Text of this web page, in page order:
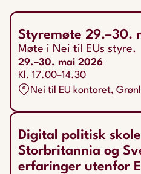
Styremøte 29.–30.
Møte i Nei til EUs styre.
29.–30. mai 2026
Kl. 17.00–14.30
Nei til EU kontoret,
Digital politisk
Storbritannia og
erfaringer utenfor